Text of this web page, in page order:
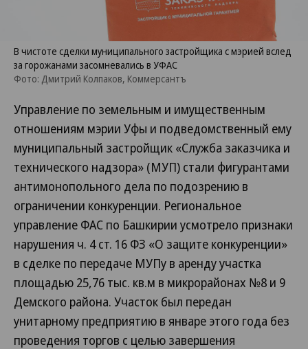
В чистоте сделки муниципального застройщика с мэрией вслед
за горожанами засомневались в УФАС
Фото: Дмитрий Колпаков, Коммерсантъ
Управление по земельным и имущественным
отношениям мэрии Уфы и подведомственный ему
муниципальный застройщик «Служба заказчика и
технического надзора» (МУП) стали фигурантами
антимонопольного дела по подозрению в
ограничении конкуренции. Региональное
управление ФАС по Башкирии усмотрело признаки
нарушения ч. 4 ст. 16 ФЗ «О защите конкуренции»
в сделке по передаче МУПу в аренду участка
площадью 25,76 тыс. кв.м в микрорайонах №8 и 9
Демского района. Участок был передан
унитарному предприятию в январе этого года без
проведения торгов с целью завершения